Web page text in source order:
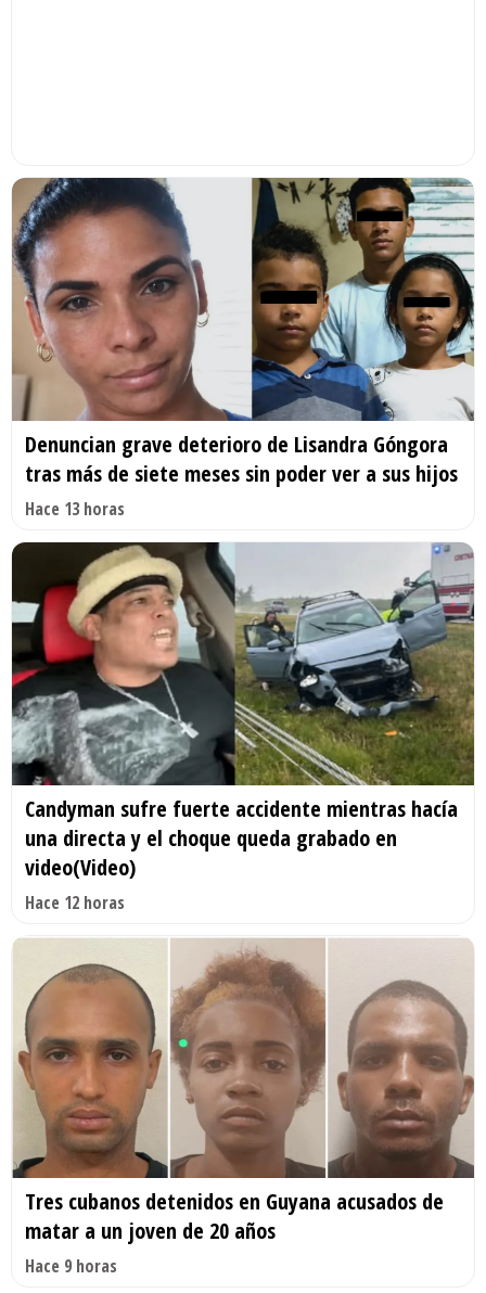
Denuncian grave deterioro de Lisandra Góngora
tras más de siete meses sin poder ver a sus hijos
Hace 13 horas
Candyman sufre fuerte accidente mientras hacía
una directa y el choque queda grabado en
video(Video)
Hace 12 horas
Tres cubanos detenidos en Guyana acusados de
matar a un joven de 20 años
Hace 9 horas